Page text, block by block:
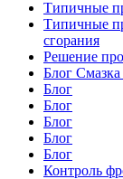
Типичные
Типичные
сгорания
Решение
Блог Смазка
Блог
Блог
Блог
Блог
Блог
Контроль